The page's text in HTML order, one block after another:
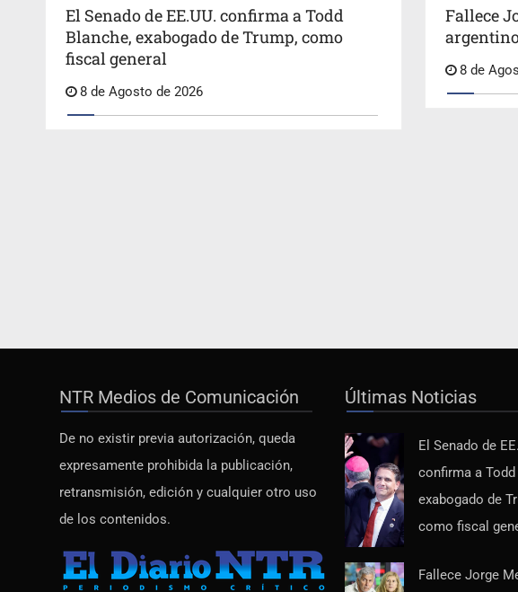
El Senado de EE.UU. confirma a Todd
Blanche, exabogado de Trump, como
fiscal general
8 de Agosto de 2026
Fallece
8 de
NTR Medios de Comunicación
De no existir previa autorización, queda
expresamente prohibida la publicación,
retransmisión, edición y cualquier otro uso
de los contenidos.
Últimas Noticias
El Senado de
confirma a Todd
exabogado de
como fiscal
Fallece Jorge